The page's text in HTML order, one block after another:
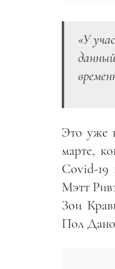
«У
Это уже
марте,
Covid-19
Мэтт
Зои
Пол